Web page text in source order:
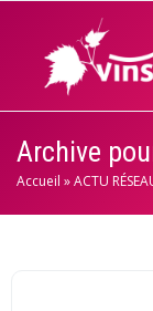
Archive
Accueil »ACTU